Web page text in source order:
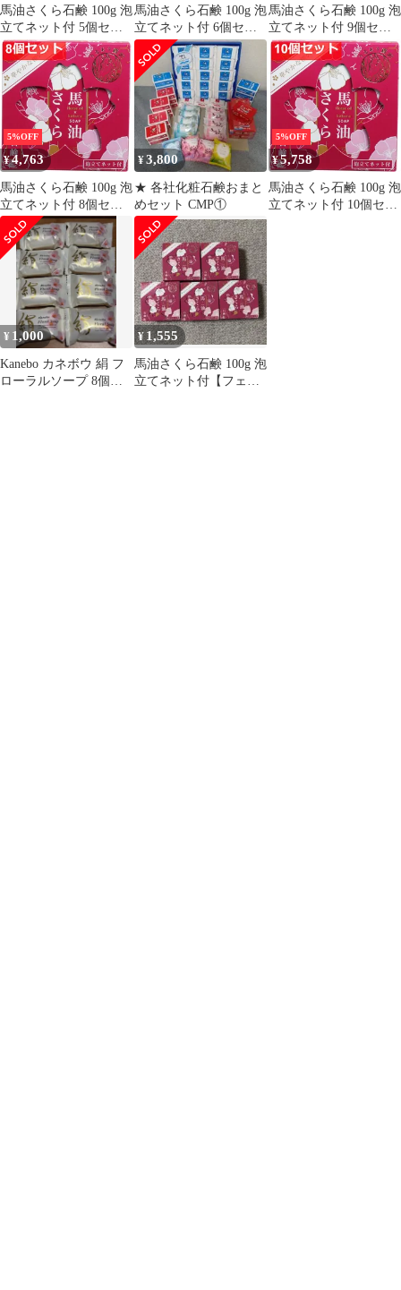
馬油さくら石鹸 100g 泡
立てネット付 5個セッ
ト まとめ売り
馬油さくら石鹸 100g 泡
立てネット付 6個セッ
ト まとめ売り
馬油さくら石鹸 100g 泡
立てネット付 9個セッ
ト まとめ売り
5%OFF
¥4,763
馬油さくら石鹸 100g 泡
立てネット付 8個セッ
ト まとめ売り
¥3,800
★ 各社化粧石鹸おまと
めセット CMP①
5%OFF
¥5,758
馬油さくら石鹸 100g 泡
立てネット付 10個セッ
¥ 1,000
Kanebo カネボウ 絹 フ
ローラルソープ 8個セ
¥ 1,555
馬油さくら石鹸 100g 泡
立てネット付【フェニ